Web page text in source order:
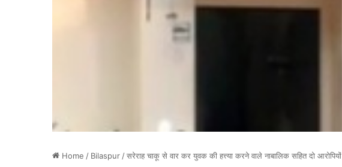
Home / Bilaspur /सरेराह चाकू से वार कर युवक की हत्त्या करने वाले नाबालिक सहित दो